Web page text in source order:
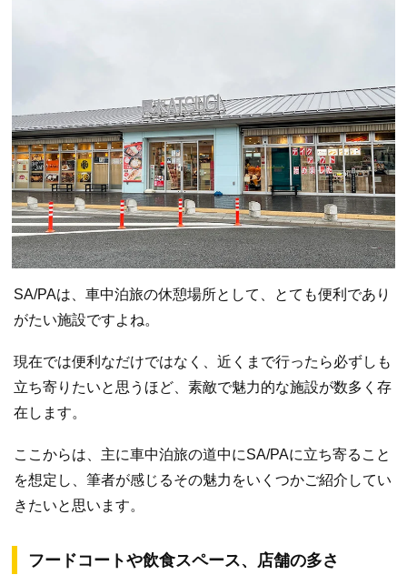
SA/PAは、車中泊旅の休憩場所として、とても便利であり
がたい施設ですよね。
現在では便利なだけではなく、近くまで行ったら必ずしも
立ち寄りたいと思うほど、素敵で魅力的な施設が数多く存
在します。
ここからは、主に車中泊旅の道中にSA/PAに立ち寄ること
を想定し、筆者が感じるその魅力をいくつかご紹介してい
きたいと思います。
フードコートや飲食スペース、店舗の多さ